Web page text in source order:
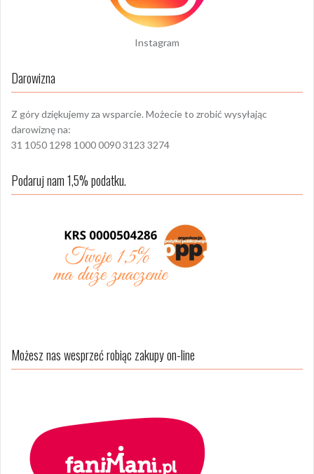
Instagram
Darowizna
Z góry dziękujemy za wsparcie. Możecie to zrobić wysyłając
darowiznę na:
31 1050 1298 1000 0090 3123 3274
Podaruj nam 1,5% podatku.
Możesz nas wesprzeć robiąc zakupy on-line